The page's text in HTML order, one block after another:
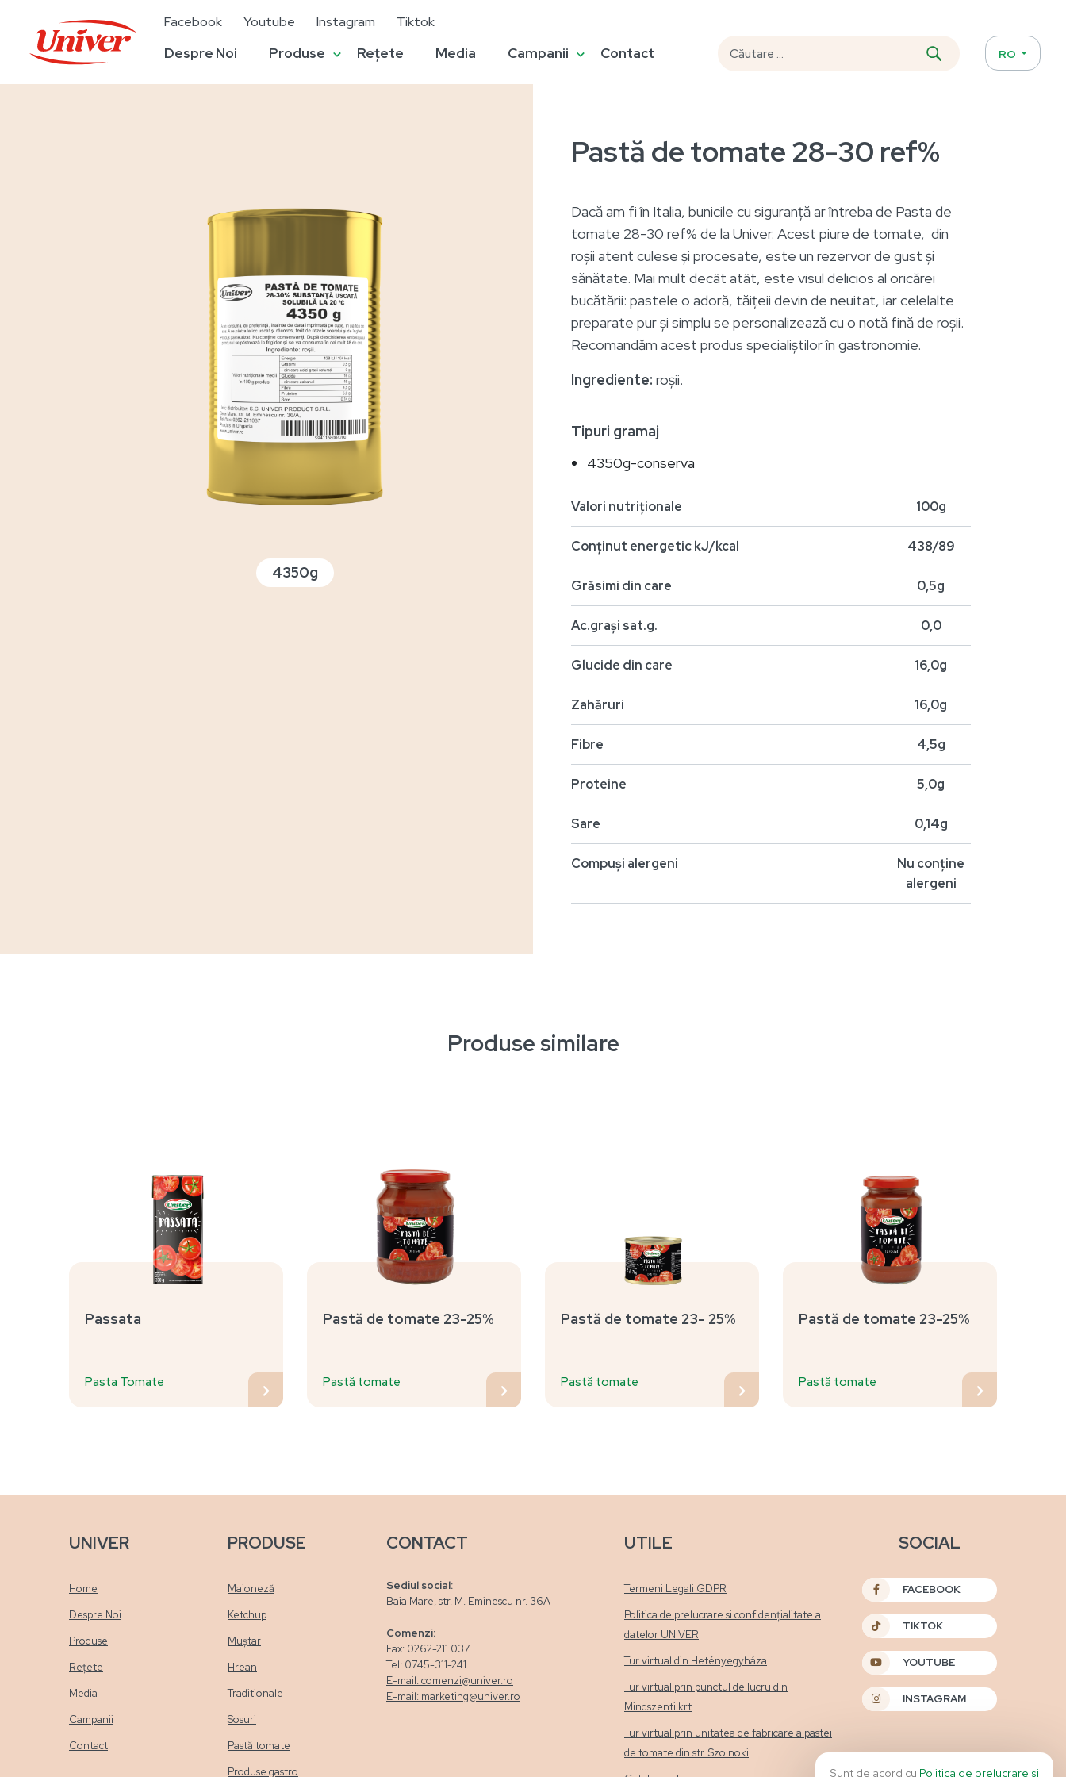
Sunt de acord cu Politica de prelucrare si
Facebook Youtube Instagram Tiktok
Despre Noi Produse Rețete Media Campanii Contact RO
4350g
Pastă de tomate 28-30 ref%
Dacă am fi în Italia, bunicile cu siguranță ar întreba de Pasta de
tomate 28-30 ref% de la Univer. Acest piure de tomate, din
roșii atent culese și procesate, este un rezervor de gust și
sănătate. Mai mult decât atât, este visul delicios al oricărei
bucătării: pastele o adoră, tăițeii devin de neuitat, iar celelalte
preparate pur și simplu se personalizează cu o notă fină de roșii.
Recomandăm acest produs specialiștilor în gastronomie.
Ingrediente: roșii.
Tipuri gramaj
4350g-conserva
Valori nutriționale 100g
Conținut energetic kJ/kcal 438/89
Grăsimi din care 0,5g
Ac.grași sat.g. 0,0
Glucide din care 16,0g
Zahăruri 16,0g
Fibre 4,5g
Proteine 5,0g
Sare 0,14g
Compuși alergeni
Nu conține
alergeni
Produse similare
Passata
Pasta Tomate
Pastă de tomate 23-25%
Pastă tomate
Pastă de tomate 23- 25%
Pastă tomate
Pastă de tomate 23-25%
Pastă tomate
UNIVER
Home
Despre Noi
Produse
Rețete
Media
Campanii
Contact
PRODUSE
Maioneză
Ketchup
Muștar
Hrean
Traditionale
Sosuri
Pastă tomate
Produse gastro
CONTACT
Sediul social:
Baia Mare, str. M. Eminescu nr. 36A
Comenzi:
Fax: 0262-211.037
Tel: 0745-311-241
E-mail: comenzi@univer.ro
E-mail: marketing@univer.ro
UTILE
Termeni Legali GDPR
Politica de prelucrare si confidențialitate a
datelor UNIVER
Tur virtual din Hetényegyháza
Tur virtual prin punctul de lucru din
Mindszenti krt
Tur virtual prin unitatea de fabricare a pastei
de tomate din str. Szolnoki
SOCIAL
FACEBOOK
TIKTOK
YOUTUBE
INSTAGRAM